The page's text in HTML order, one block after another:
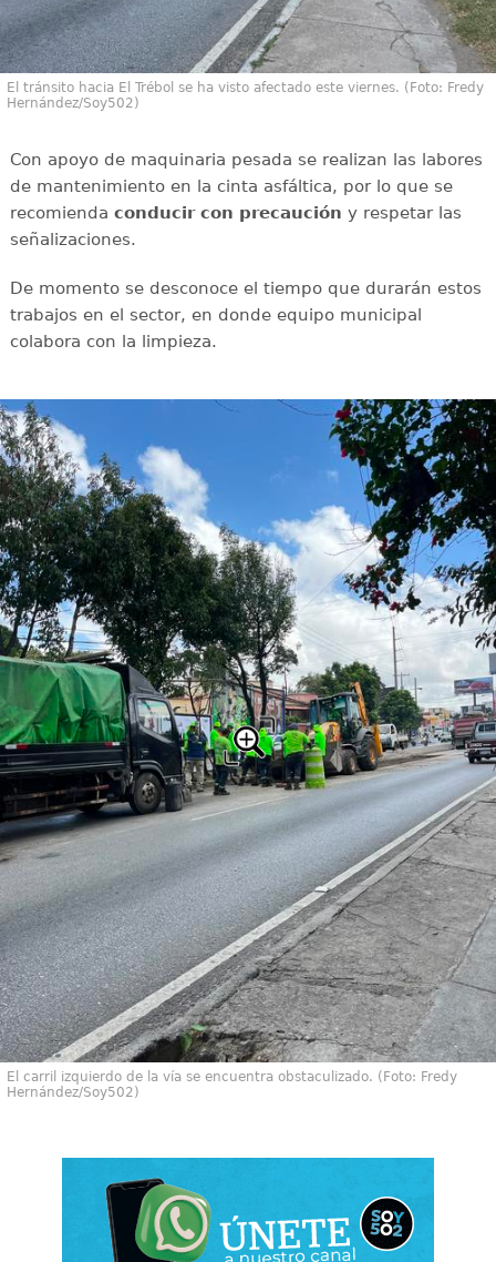
El tránsito hacia El Trébol se ha visto afectado este viernes. (Foto: Fredy
Hernández/Soy502)
Con apoyo de maquinaria pesada se realizan las labores
de mantenimiento en la cinta asfáltica, por lo que se
recomienda conducir con precaución y respetar las
señalizaciones.
De momento se desconoce el tiempo que durarán estos
trabajos en el sector, en donde equipo municipal
colabora con la limpieza.
El carril izquierdo de la vía se encuentra obstaculizado. (Foto: Fredy
Hernández/Soy502)